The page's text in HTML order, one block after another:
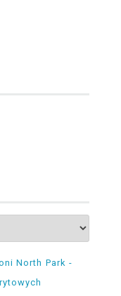
North Park -